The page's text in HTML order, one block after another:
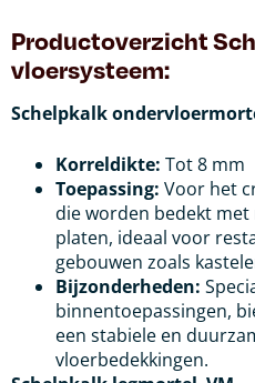
Productoverzicht
vloersysteem:
Schelpkalk
Korreldikte: Tot 8 mm
Toepassing: Voor het
die worden bedekt
platen, ideaal voor
gebouwen zoals
Bijzonderheden:
binnentoepassingen,
een stabiele en
vloerbedekkingen.